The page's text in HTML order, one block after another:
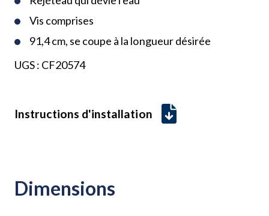
Vis comprises
91,4 cm, se coupe à la longueur désirée
UGS : CF20574
Instructions d'installation
Dimensions